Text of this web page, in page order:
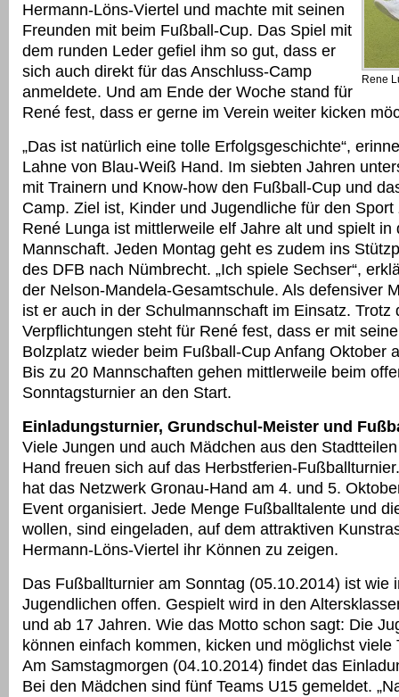
Rene
Hermann-Löns-Viertel und machte mit seinen
Freunden mit beim Fußball-Cup. Das Spiel mit
dem runden Leder gefiel ihm so gut, dass er
sich auch direkt für das Anschluss-Camp
anmeldete. Und am Ende der Woche stand für
René fest, dass er gerne im Verein weiter kicken
„Das ist natürlich eine tolle Erfolgsgeschichte“,
Lahne von Blau-Weiß Hand. Im siebten Jahren
mit Trainern und Know-how den Fußball-Cup und
Camp. Ziel ist, Kinder und Jugendliche für den
René Lunga ist mittlerweile elf Jahre alt und spielt in
Mannschaft. Jeden Montag geht es zudem ins
des DFB nach Nümbrecht. „Ich spiele Sechser“,
der Nelson-Mandela-Gesamtschule. Als defensiver
ist er auch in der Schulmannschaft im Einsatz. Trotz
Verpflichtungen steht für René fest, dass er mit
Bolzplatz wieder beim Fußball-Cup Anfang Oktober
Bis zu 20 Mannschaften gehen mittlerweile beim
Sonntagsturnier an den Start.
Einladungsturnier, Grundschul-Meister und
Viele Jungen und auch Mädchen aus den
Hand freuen sich auf das Herbstferien-
hat das Netzwerk Gronau-Hand am 4. und 5.
Event organisiert. Jede Menge Fußballtalente und
wollen, sind eingeladen, auf dem attraktiven
Hermann-Löns-Viertel ihr Können zu zeigen.
Das Fußballturnier am Sonntag (05.10.2014) ist wie
Jugendlichen offen. Gespielt wird in den
und ab 17 Jahren. Wie das Motto schon sagt: Die
können einfach kommen, kicken und möglichst viele
Am Samstagmorgen (04.10.2014) findet das
Bei den Mädchen sind fünf Teams U15 gemeldet.